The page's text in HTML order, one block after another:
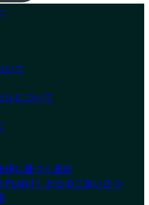
いて
ルについて
律に基づく表示
PLANT）からのごあいさつ